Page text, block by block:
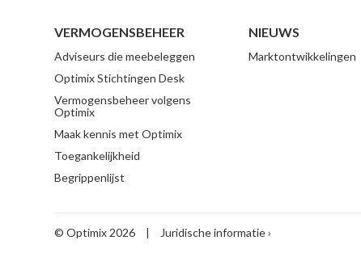
VERMOGENSBEHEER
Adviseurs die meebeleggen
Optimix Stichtingen Desk
Vermogensbeheer volgens
Optimix
Maak kennis met Optimix
Toegankelijkheid
Begrippenlijst
NIEUWS
Marktontwikkelingen
© Optimix 2026 | Juridische informatie